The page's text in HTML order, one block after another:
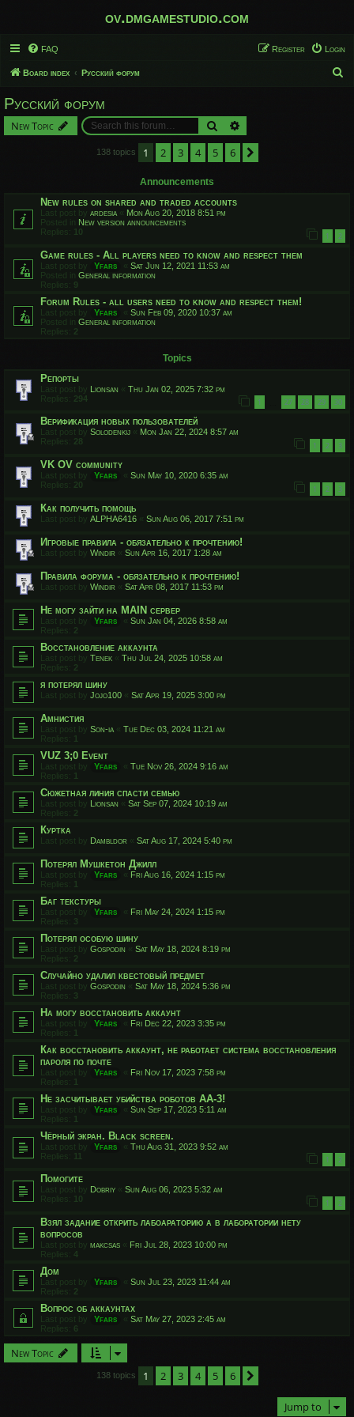
ov.dmgamestudio.com
FAQ Login
Register
Board index Русский форум
Русский форум
New Topic Search
138 topics 1 2 3 4 5 6
Announcements
New rules on shared and traded accounts
Last post by ardesia « Mon Aug 20, 2018 8:51 pm
Posted in New version announcements
Replies: 10 1 2
Game rules - All players need to know and respect them
Last post by Yfars « Sat Jun 12, 2021 11:53 am
Posted in General information
Replies: 9
Forum Rules - all users need to know and respect them!
Last post by Yfars « Sun Feb 09, 2020 10:37 am
Posted in General information
Replies: 2
Topics
Репорты
Last post by Lionsan « Thu Jan 02, 2025 7:32 pm
Replies: 294 1 27 28 29 30
Верификация новых пользователей
Last post by Solodenkij « Mon Jan 22, 2024 8:57 am
Replies: 28 1 2 3
VK OV community
Last post by Yfars « Sun May 10, 2020 6:35 am
Replies: 20 1 2 3
Как получить помощь
Last post by ALPHA6416 « Sun Aug 06, 2017 7:51 pm
Игровые правила - обязательно к прочтению!
Last post by Windir « Sun Apr 16, 2017 1:28 am
Правила форума - обязательно к прочтению!
Last post by Windir « Sat Apr 08, 2017 11:53 pm
Не могу зайти на MAIN сервер
Last post by Yfars « Sun Jan 04, 2026 8:58 am
Replies: 2
Восстановление аккаунта
Last post by Tenek « Thu Jul 24, 2025 10:58 am
Replies: 2
я потерял шину
Last post by Jojo100 « Sat Apr 19, 2025 3:00 pm
Амнистия
Last post by Son-ia « Tue Dec 03, 2024 11:21 am
Replies: 1
VUZ 3;0 Event
Last post by Yfars « Tue Nov 26, 2024 9:16 am
Replies: 1
Сюжетная линия спасти семью
Last post by Lionsan « Sat Sep 07, 2024 10:19 am
Replies: 2
Куртка
Last post by Dambldor « Sat Aug 17, 2024 5:40 pm
Потерял Мушкетон Джилл
Last post by Yfars « Fri Aug 16, 2024 1:15 pm
Replies: 1
Баг текстуры
Last post by Yfars « Fri May 24, 2024 1:15 pm
Replies: 3
Потерял особую шину
Last post by Gospodin « Sat May 18, 2024 8:19 pm
Replies: 2
Случайно удалил квестовый предмет
Last post by Gospodin « Sat May 18, 2024 5:36 pm
Replies: 3
На могу восстановить аккаунт
Last post by Yfars « Fri Dec 22, 2023 3:35 pm
Replies: 1
Как восстановить аккаунт, не работает система восстановления
пароля по почте
Last post by Yfars « Fri Nov 17, 2023 7:58 pm
Replies: 1
Не засчитывает убийства роботов АА-3!
Last post by Yfars « Sun Sep 17, 2023 5:11 am
Replies: 1
Чёрный экран. Black screen.
Last post by Yfars « Thu Aug 31, 2023 9:52 am
Replies: 11 1 2
Помогите
Last post by Dobriy « Sun Aug 06, 2023 5:32 am
Replies:
10 1 2
Взял задание открить лабоараторию а в лаборатории нету
вопросов
Last post by makcsas « Fri Jul 28, 2023 10:00 pm
Replies: 4
Дом
Last post by Yfars « Sun Jul 23, 2023 11:44 am
Replies: 2
Вопрос об аккаунтах
Last post by Yfars « Sat May 27, 2023 2:45 am
Replies: 6
New Topic
138 topics 1 2 3 4 5 6
Jump to